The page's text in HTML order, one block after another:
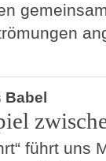
führt uns